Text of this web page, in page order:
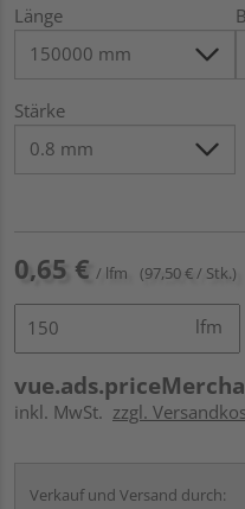
Länge
Stärke
0,65 € / lfm (97,50 € / Stk.)
lfm
inkl. MwSt. zzgl.
Verkauf und Versand durch: